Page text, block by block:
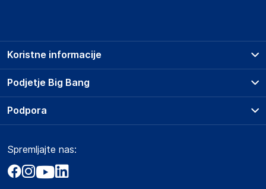
Podjetje Big Bang
O podjetju
Obvestila za javnost
Akt o digitalnih storitvah
Koristne informacije
Prodajna mesta
Storitve
Dostava, vnos in odvoz
Zavarovanje izdelkov
Podpora
Marketplace
Kako oddati naročilo?
Spremljajte nas: